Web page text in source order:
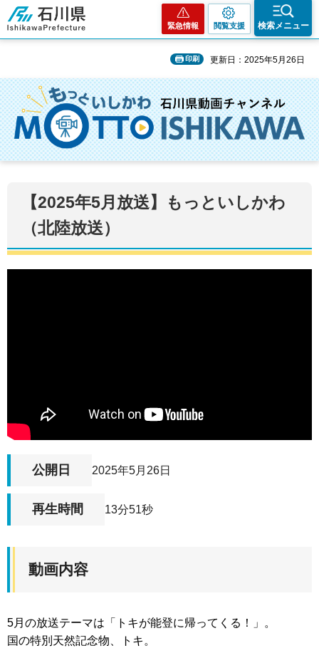
石川県
緊急情報 閲覧支援 検索メニュー
印刷 更新日：2025年5月26日
【2025年5月放送】もっといしかわ
（北陸放送）
公開日 2025年5月26日
再生時間 13分51秒
動画内容
5月の放送テーマは「トキが能登に帰ってくる！」。
国の特別天然記念物、トキ。